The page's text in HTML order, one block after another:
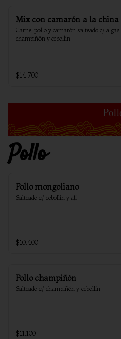
Mix con camarón a la china
Carne, pollo y camarón salteado c/ algas,
champiñón y cebollín
$14.700
Pollo
Pollo mongoliano
Salteado c/ cebollin y aji
$10.400
Pollo champiñón
Salteado c/ champiñón y cebollín
$11.100